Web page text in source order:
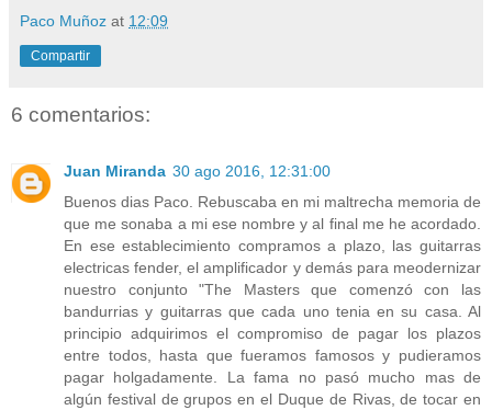
Paco Muñoz at 12:09
Compartir
6 comentarios:
Juan Miranda 30 ago 2016, 12:31:00
Buenos dias Paco. Rebuscaba en mi maltrecha memoria de
que me sonaba a mi ese nombre y al final me he acordado.
En ese establecimiento compramos a plazo, las guitarras
electricas fender, el amplificador y demás para meodernizar
nuestro conjunto "The Masters que comenzó con las
bandurrias y guitarras que cada uno tenia en su casa. Al
principio adquirimos el compromiso de pagar los plazos
entre todos, hasta que fueramos famosos y pudieramos
pagar holgadamente. La fama no pasó mucho mas de
algún festival de grupos en el Duque de Rivas, de tocar en